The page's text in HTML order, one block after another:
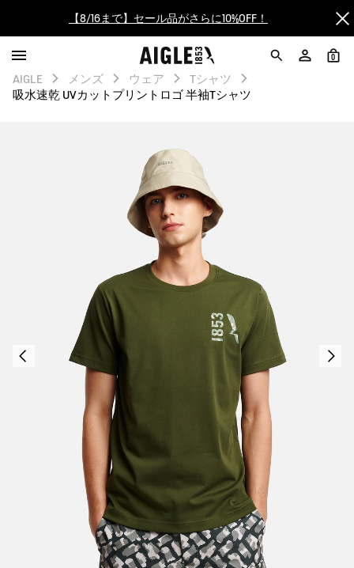
【最大50%OFF】FINAL SALEがスタート！
ログイン/会員登録で送料＆返品無料
AIGLE CLUB ポイントサービス終了のお知らせ
【最大50%OFF】FINAL SALEがスタート！
ログイン/会員登録で送料＆返品無料
AIGLE CLUB ポイントサービス終了のお知らせ
0
AIGLE メンズ ウェア
Tシャツ
吸水速乾 UVカットプリントロゴ 半袖Tシャツ